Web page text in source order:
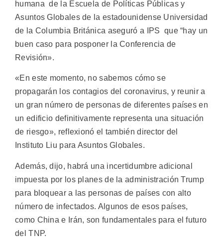
humana de la Escuela de Políticas Públicas y
Asuntos Globales de la estadounidense Universidad
de la Columbia Británica aseguró a IPS que “hay un
buen caso para posponer la Conferencia de
Revisión».
«En este momento, no sabemos cómo se
propagarán los contagios del coronavirus, y reunir a
un gran número de personas de diferentes países en
un edificio definitivamente representa una situación
de riesgo», reflexionó el también director del
Instituto Liu para Asuntos Globales.
Además, dijo, habrá una incertidumbre adicional
impuesta por los planes de la administración Trump
para bloquear a las personas de países con alto
número de infectados. Algunos de esos países,
como China e Irán, son fundamentales para el futuro
del TNP.